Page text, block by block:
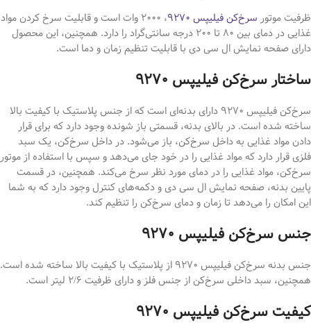
ظرفیت موتور سرخ‌کن فیلیپس ۹۲۷۰
، ۲۰۰۰ وات است و قابلیت سرخ کردن مواد
غذایی در دمای بین ۸۰ تا ۲۰۰ درجه سانتی‌گراد را دارد. همچنین، این محصول
دارای صفحه نمایش ال سی دی با قابلیت تنظیم زمان و دما است.
ساختار سرخ‌کن فیلیپس ۹۲۷۰
سرخ‌کن فیلیپس ۹۲۷۰ دارای بدنه‌ای است که از جنس پلاستیک با کیفیت بالا
ساخته شده است. در بالای بدنه، قسمتی باز شونده وجود دارد که برای قرار
دادن مواد غذایی به داخل سرخ‌کن، باز می‌شود. در داخل سرخ‌کن، یک سبد
فلزی قرار دارد که مواد غذایی را در خود جای می‌دهد و سپس با استفاده از موتور
سرخ‌کن، مواد غذایی را در دمای مورد نظر سرخ می‌کند. همچنین، در قسمت
پایین بدنه، صفحه نمایش ال سی دی و دکمه‌های کنترل وجود دارد که به شما
این امکان را می‌دهد تا زمان و دمای سرخ‌کن را تنظیم کند.
جنس سرخ‌کن فیلیپس ۹۲۷۰
جنس بدنه سرخ‌کن فیلیپس ۹۲۷۰ از پلاستیک با کیفیت بالا ساخته شده است.
همچنین، سبد داخلی سرخ‌کن از جنس فلز و دارای ظرفیت ۲/۶ لیتر است.
کیفیت سرخ‌کن فیلیپس ۹۲۷۰